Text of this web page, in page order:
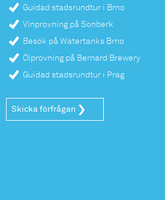
Guidad stadsrundtur i Brno
Vinprovning på Sonberk
Besök på Watertanks Brno
Ölprovning på Bernard Brewery
Guidad stadsrundtur i Prag
Skicka förfrågan